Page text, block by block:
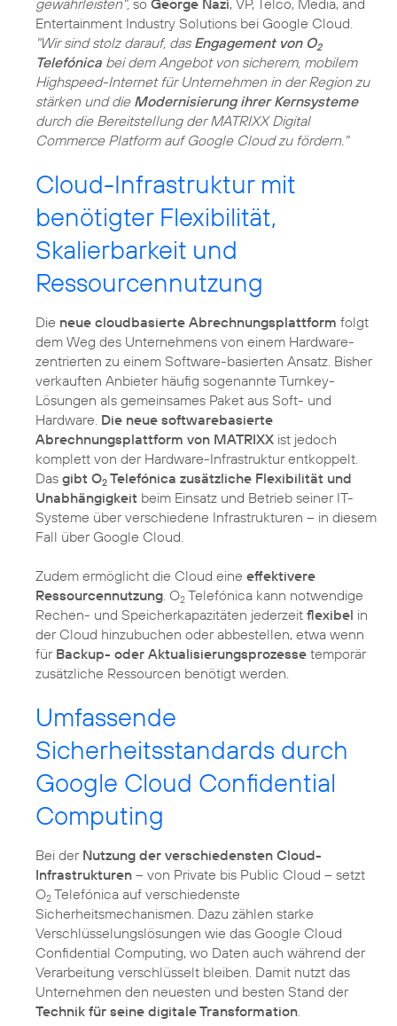
Entertainment Industry Solutions bei Google Cloud.
"Wir sind stolz darauf, das Engagement von O2
Telefónica bei dem Angebot von sicherem, mobilem
Highspeed-Internet für Unternehmen in der Region zu
stärken und die Modernisierung ihrer Kernsysteme
durch die Bereitstellung der MATRIXX Digital
Commerce Platform auf Google Cloud zu fördern."
Cloud-Infrastruktur mit
benötigter Flexibilität,
Skalierbarkeit und
Ressourcennutzung
Die neue cloudbasierte Abrechnungsplattform folgt
dem Weg des Unternehmens von einem Hardware-
zentrierten zu einem Software-basierten Ansatz. Bisher
verkauften Anbieter häufig sogenannte Turnkey-
Lösungen als gemeinsames Paket aus Soft- und
Hardware. Die neue softwarebasierte
Abrechnungsplattform von MATRIXX ist jedoch
komplett von der Hardware-Infrastruktur entkoppelt.
Das gibt O2 Telefónica zusätzliche Flexibilität und
Unabhängigkeit beim Einsatz und Betrieb seiner IT-
Systeme über verschiedene Infrastrukturen – in diesem
Fall über Google Cloud.
Zudem ermöglicht die Cloud eine effektivere
Ressourcennutzung . O2 Telefónica kann notwendige
Rechen- und Speicherkapazitäten jederzeit flexibel in
der Cloud hinzubuchen oder abbestellen, etwa wenn
für Backup- oder Aktualisierungsprozesse temporär
zusätzliche Ressourcen benötigt werden.
Umfassende
Sicherheitsstandards durch
Google Cloud Confidential
Computing
Bei der Nutzung der verschiedensten Cloud-
Infrastrukturen – von Private bis Public Cloud – setzt
O2 Telefónica auf verschiedenste
Sicherheitsmechanismen. Dazu zählen starke
Verschlüsselungslösungen wie das Google Cloud
Confidential Computing, wo Daten auch während der
Verarbeitung verschlüsselt bleiben. Damit nutzt das
Unternehmen den neuesten und besten Stand der
Technik für seine digitale Transformation